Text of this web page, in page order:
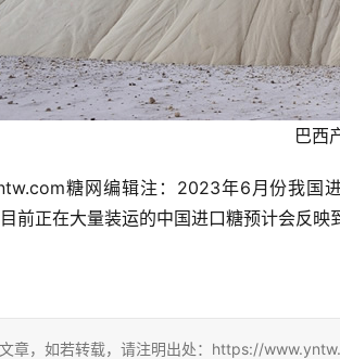
巴西
糖网编辑注：2023年6月份我国
前正在大量装运的中国进口糖预计会反映
章，如若转载，请注明出处：https://